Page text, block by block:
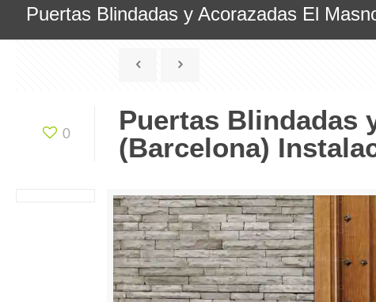
Puertas Blindadas y Acorazadas El
0
Puertas Blindadas
(Barcelona)